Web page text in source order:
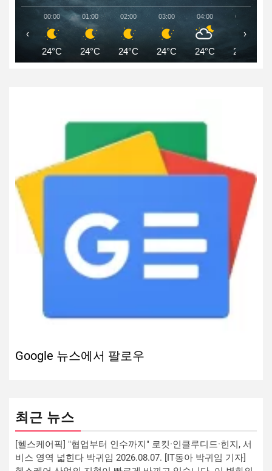
00:00
24°C
01:00
24°C
02:00
24°C
03:00
24°C
04:00
24°C
05:00
24°C
‹ ›
Google 뉴스에서 팔로우
최근 뉴스
[헬스케어픽] "협업부터 인수까지" 로킷·인클루디드·힌지, 서
비스 영역 넓힌다 박귀임 2026.08.07. [IT동아 박귀임 기자]